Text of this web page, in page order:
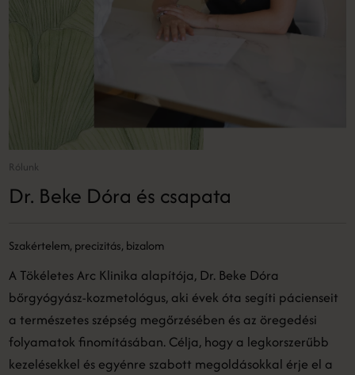
Rólunk
Dr. Beke Dóra és csapata
Szakértelem, precizitás, bizalom
A Tökéletes Arc Klinika alapítója, Dr. Beke Dóra
bőrgyógyász-kozmetológus, aki évek óta segíti pácienseit
a természetes szépség megőrzésében és az öregedési
folyamatok finomításában. Célja, hogy a legkorszerűbb
kezelésekkel és egyénre szabott megoldásokkal érje el a